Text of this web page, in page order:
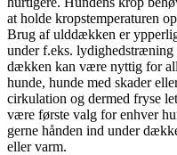
at holde kropstemperaturen
Brug af ulddækken er
under f.eks.
dækken kan være nyttig for
hunde, hunde med skader
cirkulation og dermed fryse
være første valg for enhver
gerne hånden ind under
eller varm.